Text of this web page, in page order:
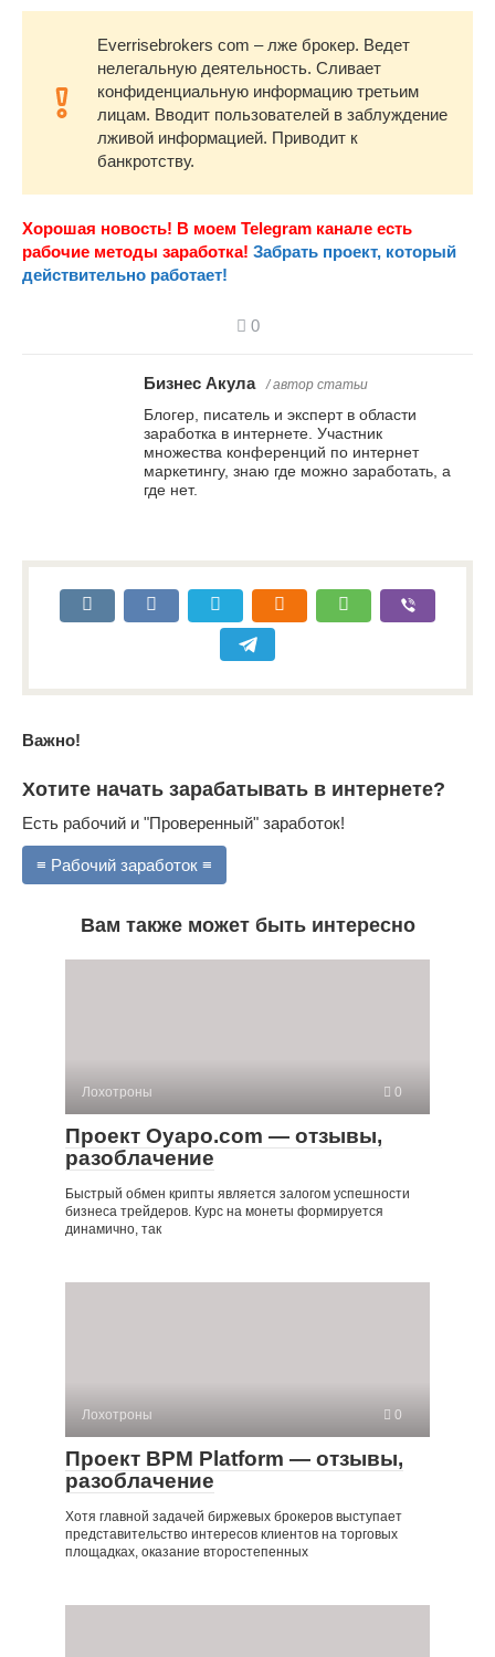
Everrisebrokers com – лже брокер. Ведет
нелегальную деятельность. Сливает
конфиденциальную информацию третьим
лицам. Вводит пользователей в заблуждение
лживой информацией. Приводит к
банкротству.
Хорошая новость! В моем Telegram канале есть
рабочие методы заработка! Забрать проект, который
действительно работает!
0
Бизнес Акула / автор статьи
Блогер, писатель и эксперт в области
заработка в интернете. Участник
множества конференций по интернет
маркетингу, знаю где можно заработать, а
где нет.
Важно!
Хотите начать зарабатывать в интернете?
Есть рабочий и "Проверенный" заработок!
≡ Рабочий заработок ≡
Вам также может быть интересно
Лохотроны 0
Проект Oyapo.com — отзывы,
разоблачение
Быстрый обмен крипты является залогом успешности
бизнеса трейдеров. Курс на монеты формируется
динамично, так
Лохотроны 0
Проект BPM Platform — отзывы,
разоблачение
Хотя главной задачей биржевых брокеров выступает
представительство интересов клиентов на торговых
площадках, оказание второстепенных